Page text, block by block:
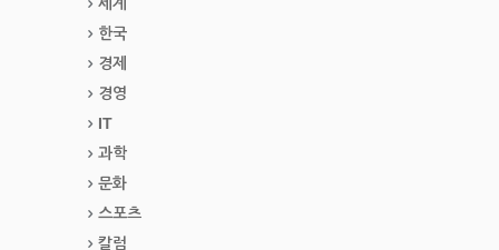
한국
경제
경영
IT
과학
문화
스포츠
칼럼